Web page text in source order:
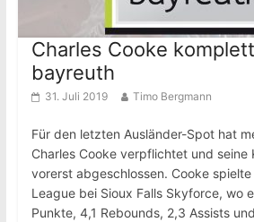
Charles Cooke
bayreuth
31. Juli 2019 Timo Bergmann
Für den letzten Ausländer-Spot hat
Charles Cooke verpflichtet und seine
vorerst abgeschlossen. Cooke
League bei Sioux Falls Skyforce, wo
Punkte, 4,1 Rebounds, 2,3 Assists